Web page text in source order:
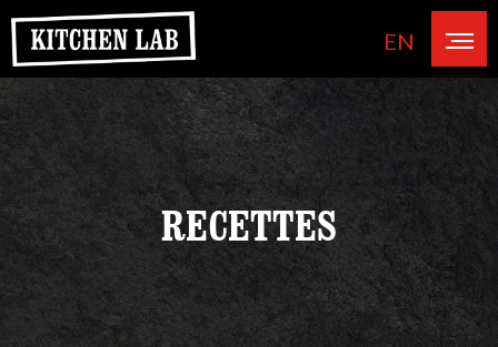
EN
RECETTES